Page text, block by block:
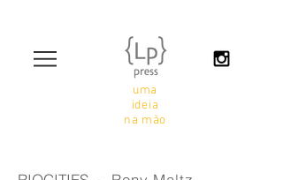
uma
ideia
na mão